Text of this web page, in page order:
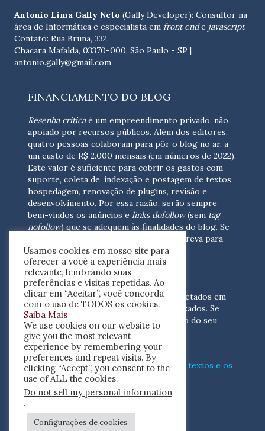
Antonio Lima Gally Neto (Gally Developer): Consultor na
área de Informática e especialista em front ende javascript.
Contato: Rua Bruna, 332,
Chacara Mafalda, 03370-000, São Paulo - SP |
antonio.gally@gmail.com
FINANCIAMENTO DO BLOG
Resenha críticaé um empreendimento privado, não
apoiado por recursos públicos. Além dos editores,
quatro pessoas colaboram para pôr o blog no ar, a
um custo de R$ 2.000 mensais (em números de 2022).
Este valor é suficiente para cobrir os gastos com
suporte, coleta de, indexação e postagem de textos,
hospedagem, renovação de plugins, revisão e
desenvolvimento. Por essa razão, serão sempre
bem-vindos os anúncios e links dofollow(sem tag
nofollow) que se adequem às finalidades do blog. Se
escreva para
nós(contato@resenhacritica.com.br)
FONTES E ACERVO
As resenhas, dossiês e sumários são coletados em
periódicos acadêmicos e sites especializados. Se
você tem interesse em divulgar o acervo do seu
periódico, escreva para nós
(contato@resenhacritica.com.br)
Conheça omodocomo processamos os textos e os
índicesdisponibilizados neste blog.
ISSN 2764-0302
Usamos cookies em nosso site para
oferecer a você a experiência mais
relevante, lembrando suas
preferências e visitas repetidas. Ao
clicar em “Aceitar”, você concorda
com o uso de TODOS os cookies.
Saiba Mais
We use cookies on our website to
give you the most relevant
experience by remembering your
preferences and repeat visits. By
clicking “Accept”, you consent to the
use of ALL the cookies.
Do not sell my personal information
.
Configurações de cookies